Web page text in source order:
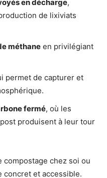
en décharge,
de lixiviats
méthane en privilégiant
permet de capturer et
fermé, où les
produisent à leur tour
compostage chez soi ou
concret et accessible.